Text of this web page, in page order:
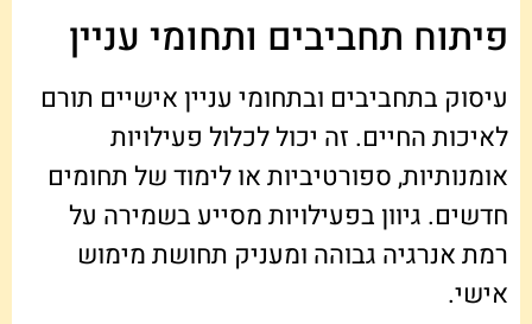
פיתוח תחביבים ותחומי עניין
עיסוק בתחביבים ובתחומי עניין אישיים תורם
לאיכות החיים. זה יכול לכלול פעילויות
אומנותיות, ספורטיביות או לימוד של תחומים
חדשים. גיוון בפעילויות מסייע בשמירה על
רמת אנרגיה גבוהה ומעניק תחושת מימוש
אישי.